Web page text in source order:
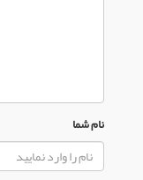
نام شما